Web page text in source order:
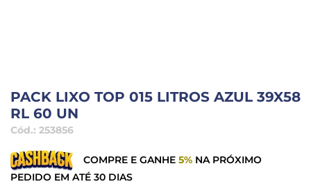
PACK LIXO TOP 015 LITROS AZUL 39X58
RL 60 UN
Cód.: 253856
COMPRE E GANHE 5% NA PRÓXIMO
PEDIDO EM ATÉ 30 DIAS